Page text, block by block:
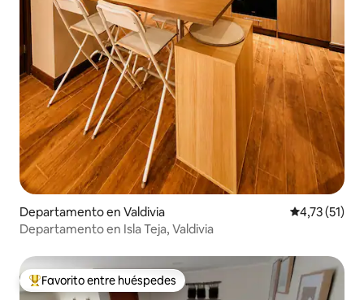
Departamento en Valdivia Calificación
4,73 (51)
Departamento en Isla Teja, Valdivia
Favorito entre los huéspedes más destacados
Favorito entre huéspedes